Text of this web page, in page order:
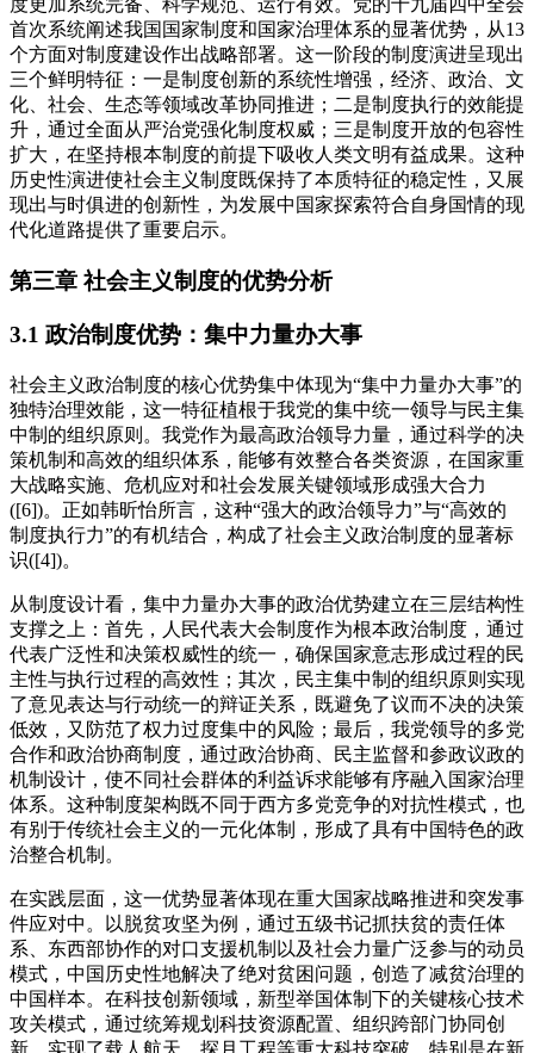
度更加系统完备、科学规范、运行有效。党的十九届四中全会
首次系统阐述我国国家制度和国家治理体系的显著优势，从13
个方面对制度建设作出战略部署。这一阶段的制度演进呈现出
三个鲜明特征：一是制度创新的系统性增强，经济、政治、文
化、社会、生态等领域改革协同推进；二是制度执行的效能提
升，通过全面从严治党强化制度权威；三是制度开放的包容性
扩大，在坚持根本制度的前提下吸收人类文明有益成果。这种
历史性演进使社会主义制度既保持了本质特征的稳定性，又展
现出与时俱进的创新性，为发展中国家探索符合自身国情的现
代化道路提供了重要启示。
第三章 社会主义制度的优势分析
3.1 政治制度优势：集中力量办大事
社会主义政治制度的核心优势集中体现为“集中力量办大事”的
独特治理效能，这一特征植根于我党的集中统一领导与民主集
中制的组织原则。我党作为最高政治领导力量，通过科学的决
策机制和高效的组织体系，能够有效整合各类资源，在国家重
大战略实施、危机应对和社会发展关键领域形成强大合力
([6])。正如韩昕怡所言，这种“强大的政治领导力”与“高效的
制度执行力”的有机结合，构成了社会主义政治制度的显著标
识([4])。
从制度设计看，集中力量办大事的政治优势建立在三层结构性
支撑之上：首先，人民代表大会制度作为根本政治制度，通过
代表广泛性和决策权威性的统一，确保国家意志形成过程的民
主性与执行过程的高效性；其次，民主集中制的组织原则实现
了意见表达与行动统一的辩证关系，既避免了议而不决的决策
低效，又防范了权力过度集中的风险；最后，我党领导的多党
合作和政治协商制度，通过政治协商、民主监督和参政议政的
机制设计，使不同社会群体的利益诉求能够有序融入国家治理
体系。这种制度架构既不同于西方多党竞争的对抗性模式，也
有别于传统社会主义的一元化体制，形成了具有中国特色的政
治整合机制。
在实践层面，这一优势显著体现在重大国家战略推进和突发事
件应对中。以脱贫攻坚为例，通过五级书记抓扶贫的责任体
系、东西部协作的对口支援机制以及社会力量广泛参与的动员
模式，中国历史性地解决了绝对贫困问题，创造了减贫治理的
中国样本。在科技创新领域，新型举国体制下的关键核心技术
攻关模式，通过统筹规划科技资源配置、组织跨部门协同创
新，实现了载人航天、探月工程等重大科技突破。特别是在新